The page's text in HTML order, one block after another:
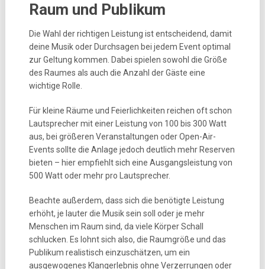
Raum und Publikum
Die Wahl der richtigen Leistung ist entscheidend, damit
deine Musik oder Durchsagen bei jedem Event optimal
zur Geltung kommen. Dabei spielen sowohl die Größe
des Raumes als auch die Anzahl der Gäste eine
wichtige Rolle.
Für kleine Räume und Feierlichkeiten reichen oft schon
Lautsprecher mit einer Leistung von 100 bis 300 Watt
aus, bei größeren Veranstaltungen oder Open-Air-
Events sollte die Anlage jedoch deutlich mehr Reserven
bieten – hier empfiehlt sich eine Ausgangsleistung von
500 Watt oder mehr pro Lautsprecher.
Beachte außerdem, dass sich die benötigte Leistung
erhöht, je lauter die Musik sein soll oder je mehr
Menschen im Raum sind, da viele Körper Schall
schlucken. Es lohnt sich also, die Raumgröße und das
Publikum realistisch einzuschätzen, um ein
ausgewogenes Klangerlebnis ohne Verzerrungen oder